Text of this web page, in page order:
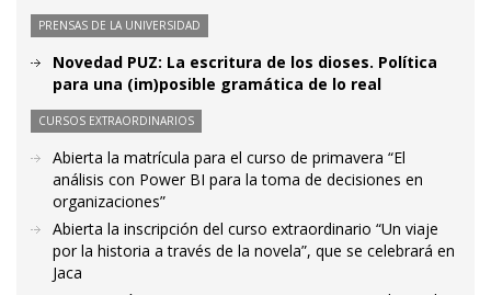
PRENSAS DE LA UNIVERSIDAD
Novedad PUZ: La escritura de los dioses. Política
para una (im)posible gramática de lo real
CURSOS EXTRAORDINARIOS
Abierta la matrícula para el curso de primavera “El
análisis con Power BI para la toma de decisiones en
organizaciones”
Abierta la inscripción del curso extraordinario “Un viaje
por la historia a través de la novela”, que se celebrará en
Jaca